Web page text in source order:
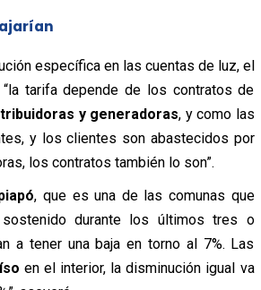
específica en las cuentas de luz, el
tarifa depende de los contratos de
y generadoras, y como las
y los clientes son abastecidos por
los contratos también lo son”.
, que es una de las comunas que
durante los últimos tres o
a tener una baja en torno al 7%. Las
en el interior, la disminución igual va